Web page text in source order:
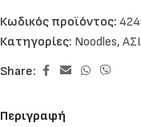
Κωδικός προϊόντος:
Κατηγορίες: Noodles,
Share:
Περιγραφή